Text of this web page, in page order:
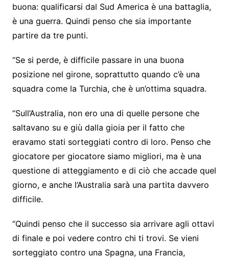
buona: qualificarsi dal Sud America è una battaglia,
è una guerra. Quindi penso che sia importante
partire da tre punti.
“Se si perde, è difficile passare in una buona
posizione nel girone, soprattutto quando c’è una
squadra come la Turchia, che è un’ottima squadra.
“Sull’Australia, non ero una di quelle persone che
saltavano su e giù dalla gioia per il fatto che
eravamo stati sorteggiati contro di loro. Penso che
giocatore per giocatore siamo migliori, ma è una
questione di atteggiamento e di ciò che accade quel
giorno, e anche l’Australia sarà una partita davvero
difficile.
“Quindi penso che il successo sia arrivare agli ottavi
di finale e poi vedere contro chi ti trovi. Se vieni
sorteggiato contro una Spagna, una Francia,